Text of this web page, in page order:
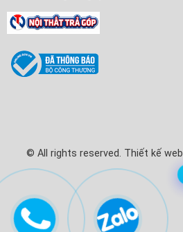
© All rights reserved. Thiết kế
Nội Thất Trả Góp
Xin chào! Em là